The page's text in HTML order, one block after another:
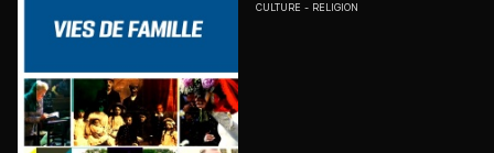
CULTURE RELIGION